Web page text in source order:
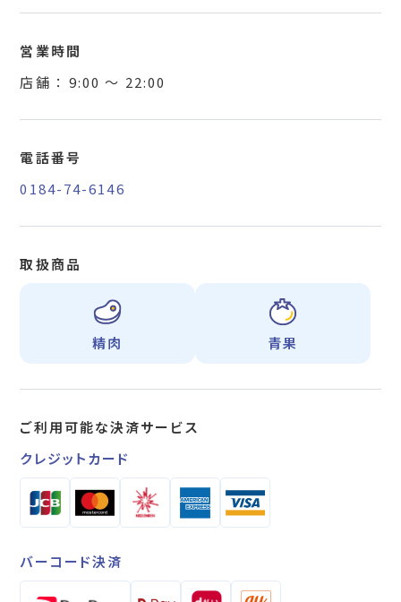
営業時間
店舗 ： 9:00 〜 22:00
電話番号
0184-74-6146
取扱商品
精肉 青果
ご利用可能な決済サービス
クレジットカード
バーコード決済